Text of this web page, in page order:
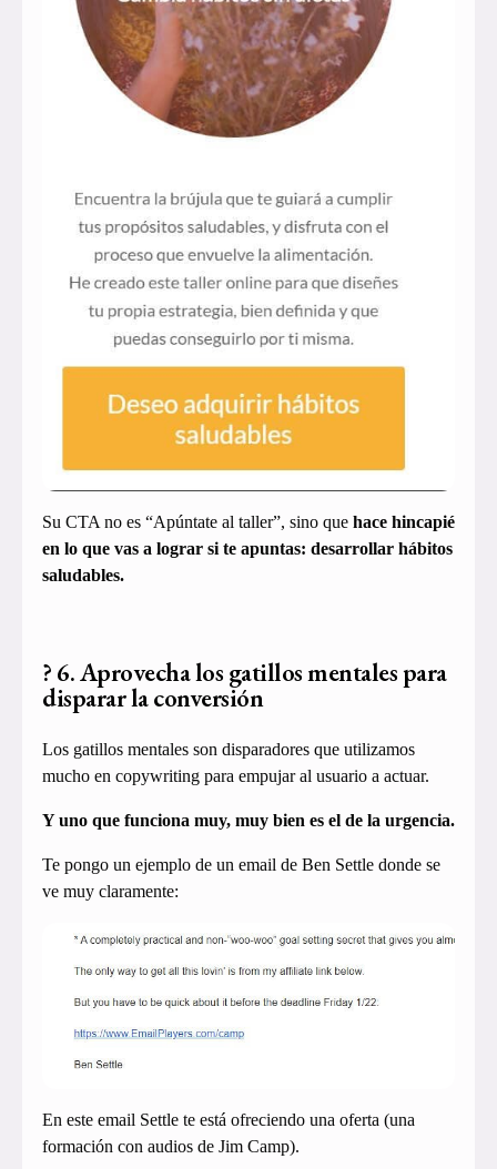
Su CTA no es “Apúntate al taller”, sino que hace hincapié
en lo que vas a lograr si te apuntas: desarrollar hábitos
saludables.
? 6. Aprovecha los gatillos mentales para
disparar la conversión
Los gatillos mentales son disparadores que utilizamos
mucho en copywriting para empujar al usuario a actuar.
Y uno que funciona muy, muy bien es el de la urgencia.
Te pongo un ejemplo de un email de Ben Settle donde se
ve muy claramente:
En este email Settle te está ofreciendo una oferta (una
formación con audios de Jim Camp).